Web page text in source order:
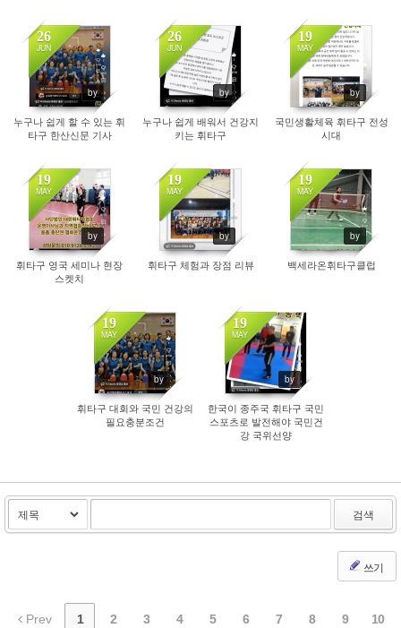
26
JUN
by
83
누구나 쉽게 할 수 있는 휘
타구 한산신문 기사
26
JUN
by
88
누구나 쉽게 배워서 건강지
키는 휘타구
19
MAY
by
349
국민생활체육 휘타구 전성
시대
19
MAY
by
274
휘타구 영국 세미나 현장
스켓치
19
MAY
by
253
휘타구 체험과 장점 리뷰
19
MAY
by
376
백세라온휘타구클럽
19
MAY
by
257
휘타구 대회와 국민 건강의
필요충분조건
19
MAY
by
564
한국이 종주국 휘타구 국민
스포츠로 발전해야 국민건
강 국위선양
검색
쓰기
Prev 1 2 3 4 5 6 7 8 9 10